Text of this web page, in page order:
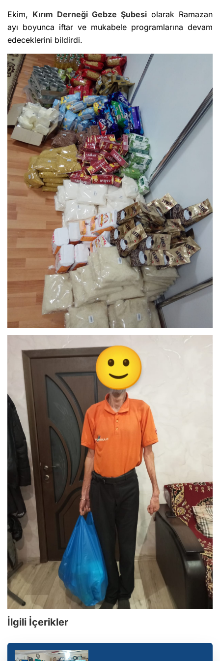
Ekim, Kırım Derneği Gebze Şubesi olarak Ramazan
ayı boyunca iftar ve mukabele programlarına devam
edeceklerini bildirdi.
İlgili İçerikler